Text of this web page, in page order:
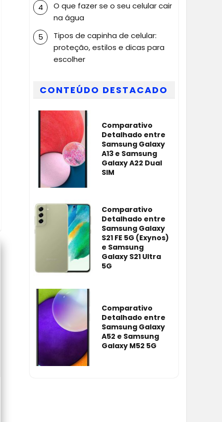
O que fazer se o seu celular cair
na água
Tipos de capinha de celular:
proteção, estilos e dicas para
escolher
CONTEÚDO DESTACADO
Comparativo
Detalhado entre
Samsung Galaxy
A13 e Samsung
Galaxy A22 Dual
SIM
Comparativo
Detalhado entre
Samsung Galaxy
S21 FE 5G (Exynos)
e Samsung
Galaxy S21 Ultra
5G
Comparativo
Detalhado entre
Samsung Galaxy
A52 e Samsung
Galaxy M52 5G